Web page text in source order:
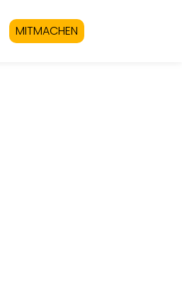
MITMACHEN